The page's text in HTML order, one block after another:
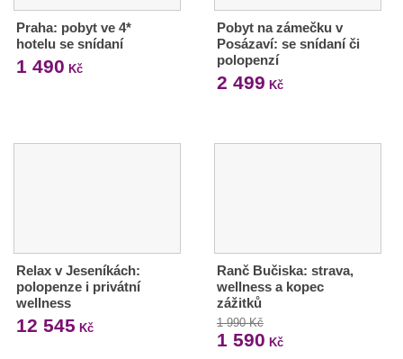
Praha: pobyt ve 4*
hotelu se snídaní
1 490 Kč
Pobyt na zámečku v
Posázaví: se snídaní či
polopenzí
2 499 Kč
Relax v Jeseníkách:
polopenze i privátní
wellness
12 545 Kč
Ranč Bučiska: strava,
wellness a kopec
zážitků
1 990 Kč
1 590 Kč